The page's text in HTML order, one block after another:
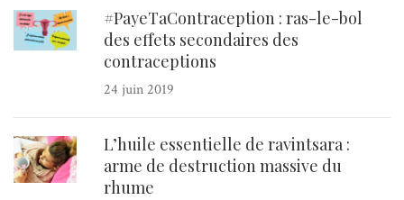
#PayeTaContraception : ras-le-bol
des effets secondaires des
contraceptions
24 juin 2019
L’huile essentielle de ravintsara :
arme de destruction massive du
rhume